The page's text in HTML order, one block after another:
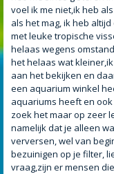
h
voel ik me niet,ik heb
als het mag, ik heb
met leuke tropische
helaas wegens
het helaas wat
aan het bekijken en
een aquarium winkel
aquariums heeft en
zoek het maar op zeer
namelijk dat je alleen
verversen, wel van
bezuinigen op je filter,
vraag,zijn er mensen